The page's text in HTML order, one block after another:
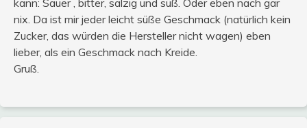
nix. Da ist mir jeder leicht süße Geschmack (natürlich kein
Zucker, das würden die Hersteller nicht wagen) eben
lieber, als ein Geschmack nach Kreide.
Gruß.